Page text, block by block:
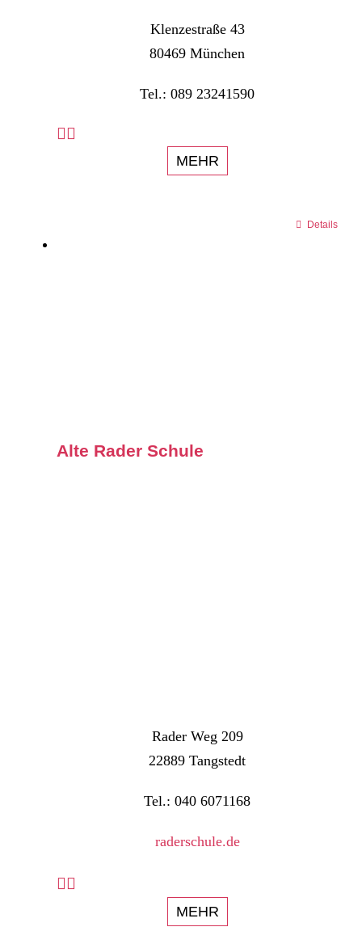
Klenzestraße 43
80469 München
Tel.: 089 23241590
MEHR
Details
Alte Rader Schule
Rader Weg 209
22889 Tangstedt
Tel.: 040 6071168
raderschule.de
MEHR